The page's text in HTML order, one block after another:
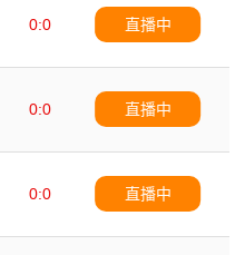
0:0
直播中
0:0
直播中
0:0
直播中